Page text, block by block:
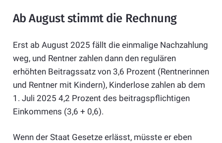
Ab August stimmt die Rechnung
Erst ab August 2025 fällt die einmalige Nachzahlung
weg, und Rentner zahlen dann den regulären
erhöhten Beitragssatz von 3,6 Prozent (Rentnerinnen
und Rentner mit Kindern), Kinderlose zahlen ab dem
1. Juli 2025 4,2 Prozent des beitragspflichtigen
Einkommens (3,6 + 0,6).
Wenn der Staat Gesetze erlässt, müsste er eben